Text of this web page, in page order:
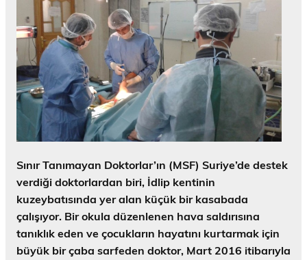
Sınır Tanımayan Doktorlar’ın (MSF) Suriye’de destek
verdiği doktorlardan biri, İdlip kentinin
kuzeybatısında yer alan küçük bir kasabada
çalışıyor. Bir okula düzenlenen hava saldırısına
tanıklık eden ve çocukların hayatını kurtarmak için
büyük bir çaba sarfeden doktor, Mart 2016 itibarıyla